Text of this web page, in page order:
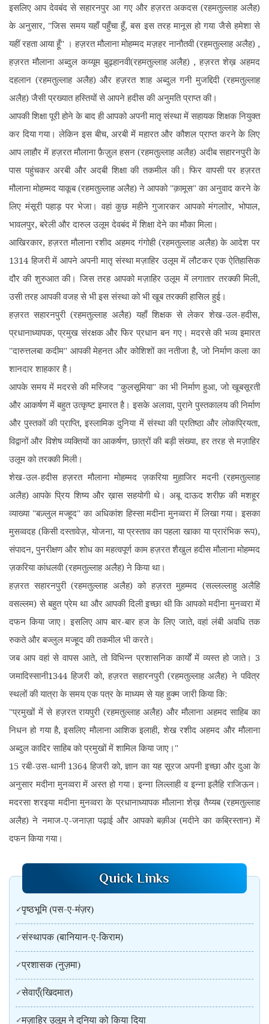
इसलिए आप देवबंद से सहारनपुर आ गए और हज़रत अकदस (रहमतुल्लाह अलैह)
के अनुसार, "जिस समय यहाँ पहुँचा हूँ, बस इस तरह मानूस हो गया जैसे हमेशा से
यहीं रहता आया हूँ" । हज़रत मौलाना मोहम्मद मज़हर नानौतवी (रहमतुल्लाह अलैह) ,
हज़रत मौलाना अब्दुल कय्यूम बुढ्हानवी(रहमतुल्लाह अलैह) , हज़रत शेख़ अहमद
दहलान (रहमतुल्लाह अलैह) और हज़रत शाह अब्दुल गनी मुजद्दिदी (रहमतुल्लाह
अलैह) जैसी प्रख्यात हस्तियों से आपने हदीस की अनुमति प्राप्त की।
आपकी शिक्षा पूरी होने के बाद ही आपको अपनी मातृ संस्था में सहायक शिक्षक नियुक्त
कर दिया गया। लेकिन इस बीच, अरबी में महारत और कौशल प्राप्त करने के लिए
आप लाहौर में हज़रत मौलाना फ़ैज़ुल हसन (रहमतुल्लाह अलैह) अदीब सहारनपुरी के
पास पहुंचकर अरबी और अदबी शिक्षा की तकमील की। फिर वापसी पर हज़रत
मौलाना मोहम्मद याकूब (रहमतुल्लाह अलैह) ने आपको "क़ामूस" का अनुवाद करने के
लिए मंसूरी पहाड़ पर भेजा। वहां कुछ महीने गुजारकर आपको मंगलाोर, भोपाल,
भावलपुर, बरेली और दारुल उलूम देवबंद में शिक्षा देने का मौका मिला।
आखिरकार, हज़रत मौलाना रशीद अहमद गंगोही (रहमतुल्लाह अलैह) के आदेश पर
1314 हिजरी में आपने अपनी मातृ संस्था मज़ाहिर उलूम में लौटकर एक ऐतिहासिक
दौर की शुरुआत की। जिस तरह आपको मज़ाहिर उलूम में लगातार तरक्की मिली,
उसी तरह आपकी वजह से भी इस संस्था को भी खूब तरक्की हासिल हुई।
हज़रत सहारनपुरी (रहमतुल्लाह अलैह) यहाँ शिक्षक से लेकर शेख-उल-हदीस,
प्रधानाध्यापक, प्रमुख संरक्षक और फिर प्रधान बन गए। मदरसे की भव्य इमारत
"दारुत्तलबा कदीम" आपकी मेहनत और कोशिशों का नतीजा है, जो निर्माण कला का
शानदार शाहकार है।
आपके समय में मदरसे की मस्जिद "कुलसूमिया" का भी निर्माण हुआ, जो खूबसूरती
और आकर्षण में बहुत उत्कृष्ट इमारत है। इसके अलावा, पुराने पुस्तकालय की निर्माण
और पुस्तकों की प्राप्ति, इस्लामिक दुनिया में संस्था की प्रतिष्ठा और लोकप्रियता,
विद्वानों और विशेष व्यक्तियों का आकर्षण, छात्रों की बड़ी संख्या, हर तरह से मज़ाहिर
उलूम को तरक्की मिली।
शेख-उल-हदीस हज़रत मौलाना मोहम्मद ज़करिया मुहाजिर मदनी (रहमतुल्लाह
अलैह) आपके प्रिय शिष्य और ख़ास सहयोगी थे। अबू दाऊद शरीफ़ की मशहूर
व्याख्या "बज़्लुल मज्हूद" का अधिकांश हिस्सा मदीना मुनव्वरा में लिखा गया। इसका
मुसव्वदह (किसी दस्तावेज़, योजना, या प्रस्ताव का पहला खाका या प्रारंभिक रूप),
संपादन, पुनरीक्षण और शोध का महत्वपूर्ण काम हज़रत शैखुल हदीस मौलाना मोहम्मद
ज़करिया कांधलवी (रहमतुल्लाह अलैह) ने किया था।
हज़रत सहारनपुरी (रहमतुल्लाह अलैह) को हज़रत मुहम्मद (सल्लल्लाहु अलैहि
वसल्लम) से बहुत प्रेम था और आपकी दिली इच्छा थी कि आपको मदीना मुनव्वरा में
दफन किया जाए। इसलिए आप बार-बार हज के लिए जाते, वहां लंबी अवधि तक
रुकते और बज्लुल मज्हूद की तकमील भी करते।
जब आप वहां से वापस आते, तो विभिन्न प्रशासनिक कार्यों में व्यस्त हो जाते। 3
जमादिस्सानी1344 हिजरी को, हज़रत सहारनपुरी (रहमतुल्लाह अलैह) ने पवित्र
स्थलों की यात्रा के समय एक पत्र के माध्यम से यह हुक्म जारी किया कि:
"प्रमुखों में से हज़रत रायपुरी (रहमतुल्लाह अलैह) और मौलाना अहमद साहिब का
निधन हो गया है, इसलिए मौलाना आशिक इलाही, शेख रशीद अहमद और मौलाना
अब्दुल कादिर साहिब को प्रमुखों में शामिल किया जाए।"
15 रबी-उस-थानी 1364 हिजरी को, ज्ञान का यह सूरज अपनी इच्छा और दुआ के
अनुसार मदीना मुनव्वरा में अस्त हो गया। इन्ना लिल्लाही व इन्ना इलैहि राजिऊन।
मदरसा शरइया मदीना मुनव्वरा के प्रधानाध्यापक मौलाना शेख़ तैय्यब (रहमतुल्लाह
अलैह) ने नमाज-ए-जनाज़ा पढ़ाई और आपको बक़ीअ (मदीने का कब्रिस्तान) में
दफन किया गया।
Quick Links
पृष्ठभूमि (पस-ए-मंज़र)
संस्थापक (बानियान-ए-किराम)
प्रशासक (नुज़मा)
सेवाएँ(खिदमात)
मज़ाहिर उलूम ने दुनिया को किया दिया